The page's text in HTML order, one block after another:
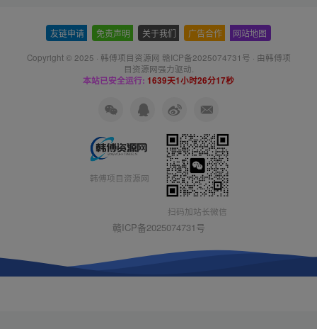
友链申请 免责声明 关于我们 广告合作 网站地图
Copyright © 2025 · 韩傅项目资源网 赣ICP备2025074731号 · 由韩傅项
目资源网强力驱动.
本站已安全运行: 1639天1小时26分18秒
韩傅项目资源网
扫码加站长微信
赣ICP备2025074731号